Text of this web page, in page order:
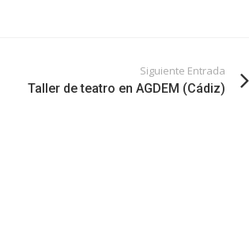
Siguiente Entrada
Taller de teatro en AGDEM (Cádiz)